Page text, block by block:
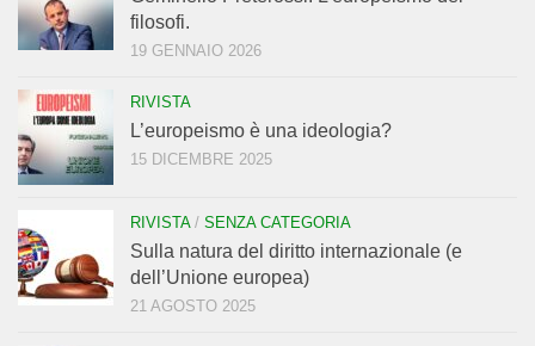
filosofi.
19 GENNAIO 2026
RIVISTA
L’europeismo è una ideologia?
15 DICEMBRE 2025
RIVISTA/ SENZA CATEGORIA
Sulla natura del diritto internazionale (e
dell’Unione europea)
21 AGOSTO 2025